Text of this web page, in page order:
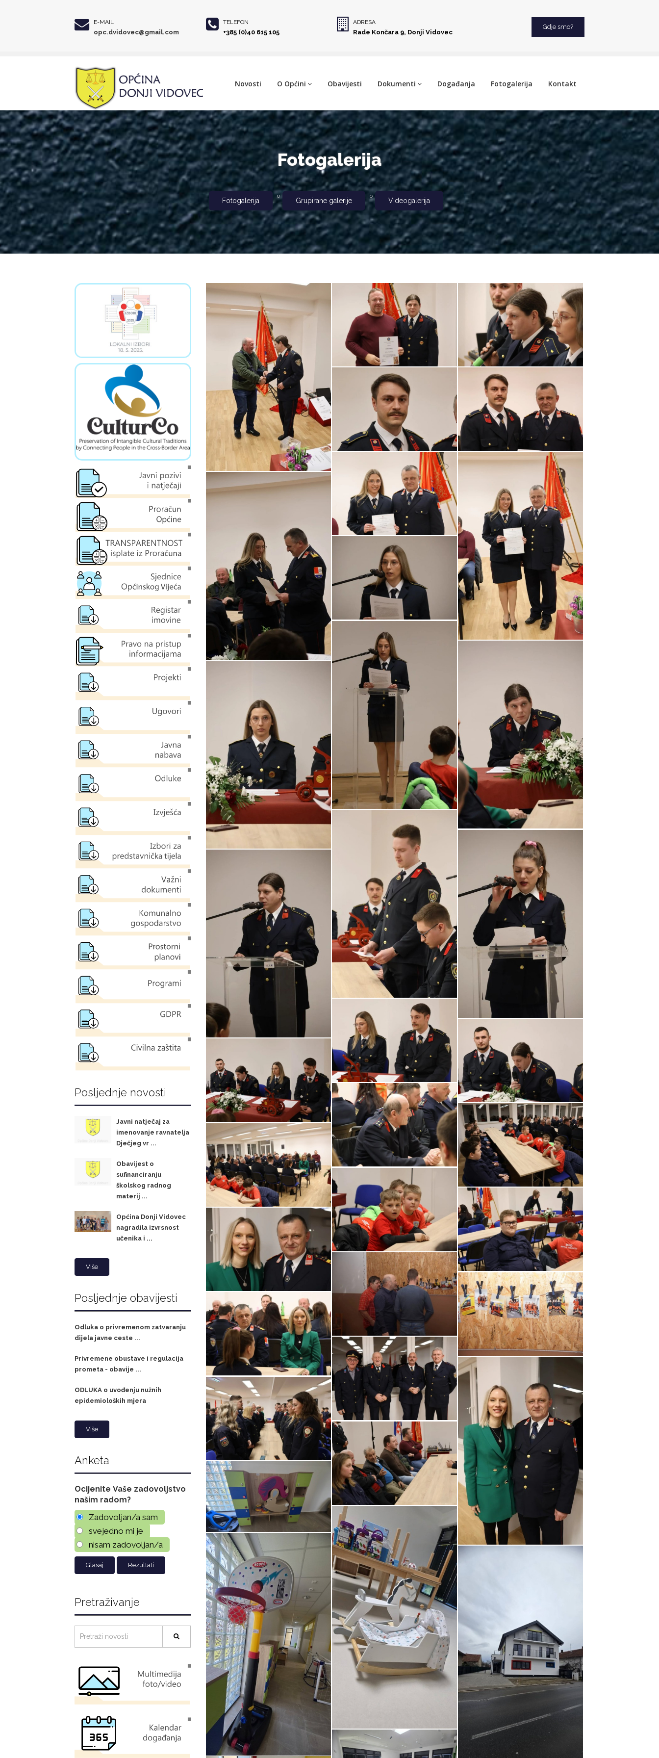
E-MAIL
opc.dvidovec@gmail.com
TELEFON
+385 (0)40 615 105
ADRESA
Rade Končara 9, Donji Vidovec
Gdje smo?
Novosti O Općini Obavijesti Dokumenti Događanja Fotogalerija Kontakt
Fotogalerija
Fotogalerija Grupirane galerije Videogalerija
Posljednje novosti
Javni natječaj za
imenovanje ravnatelja
Dječjeg vr ...
Obavijest o
sufinanciranju
školskog radnog
materij ...
Općina Donji Vidovec
nagradila izvrsnost
učenika i ...
Više
Posljednje obavijesti
Odluka o privremenom zatvaranju
dijela javne ceste ...
Privremene obustave i regulacija
prometa - obavije ...
ODLUKA o uvođenju nužnih
epidemioloških mjera
Više
Anketa
Ocijenite Vaše zadovoljstvo
našim radom?
Zadovoljan/a sam
svejedno mi je
nisam zadovoljan/a
Rezultati
Pretraživanje